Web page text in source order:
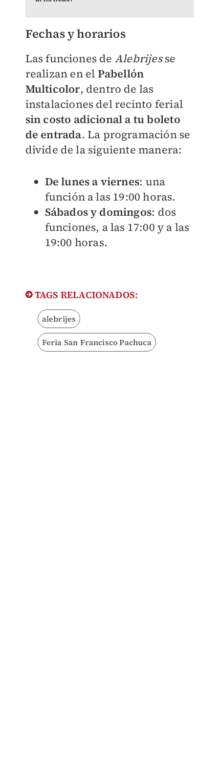
Fechas y horarios
Las funciones de Alebrijesse
realizan en el Pabellón
Multicolor, dentro de las
instalaciones del recinto ferial
sin costo adicional a tu boleto
de entrada. La programación se
divide de la siguiente manera:
De lunes a viernes: una
función a las 19:00 horas.
Sábados y domingos: dos
funciones, a las 17:00 y a las
19:00 horas.
TAGS RELACIONADOS:
alebrijes
Feria San Francisco Pachuca